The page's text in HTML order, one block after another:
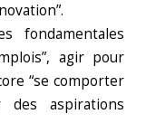
fondamentales
agir pour
“se comporter
des aspirations